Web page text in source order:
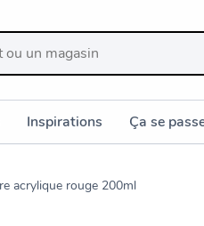
Inspirations Ça se
acrylique rouge 200ml